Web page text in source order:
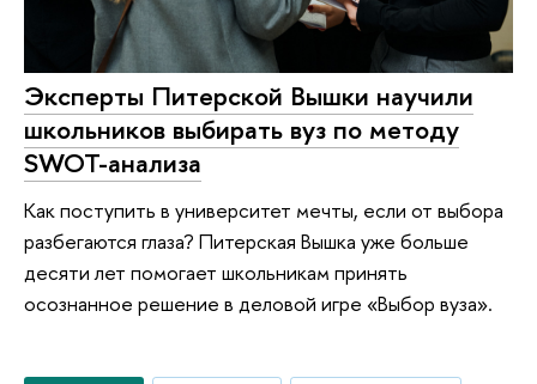
Эксперты Питерской Вышки научили
школьников выбирать вуз по методу
SWOT-анализа
Как поступить в университет мечты, если от выбора
разбегаются глаза? Питерская Вышка уже больше
десяти лет помогает школьникам принять
осознанное решение в деловой игре «Выбор вуза».